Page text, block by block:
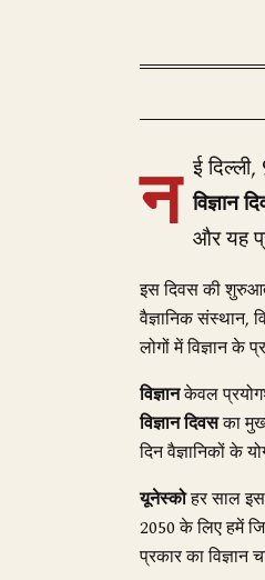
न ई
विज्ञान
और यह
इस दिवस की
वैज्ञानिक संस्थान,
लोगों में विज्ञान
विज्ञानकेवल
विज्ञान दिवसका
दिन वैज्ञानिकों के
यूनेस्कोहर साल इस
2050 के लिए हमें
प्रकार का